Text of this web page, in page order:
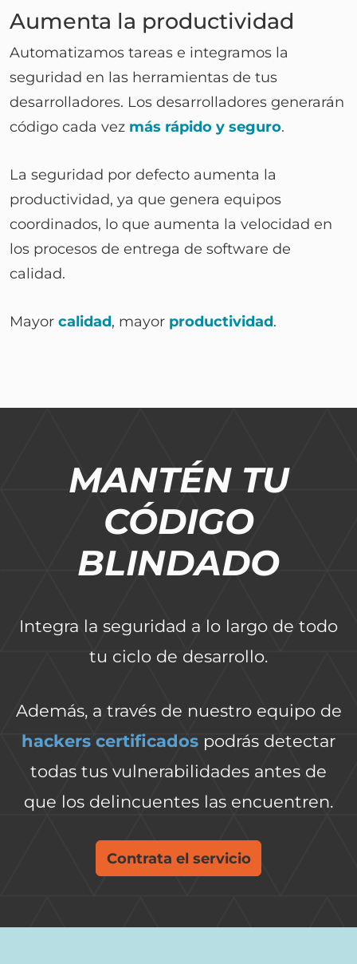
Aumenta la productividad
Automatizamos tareas e integramos la
seguridad en las herramientas de tus
desarrolladores. Los desarrolladores generarán
código cada vez más rápido y seguro.
La seguridad por defecto aumenta la
productividad, ya que genera equipos
coordinados, lo que aumenta la velocidad en
los procesos de entrega de software de
calidad.
Mayor calidad, mayor productividad.
MANTÉN TU
CÓDIGO
BLINDADO
Integra la seguridad a lo largo de todo
tu ciclo de desarrollo.
Además, a través de nuestro equipo de
hackers certificados podrás detectar
todas tus vulnerabilidades antes de
que los delincuentes las encuentren.
Contrata el servicio